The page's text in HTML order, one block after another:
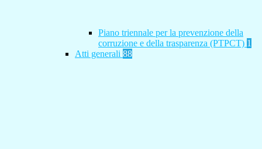
Piano triennale per la prevenzione della
corruzione e della trasparenza (PTPCT) 1
Atti generali 88